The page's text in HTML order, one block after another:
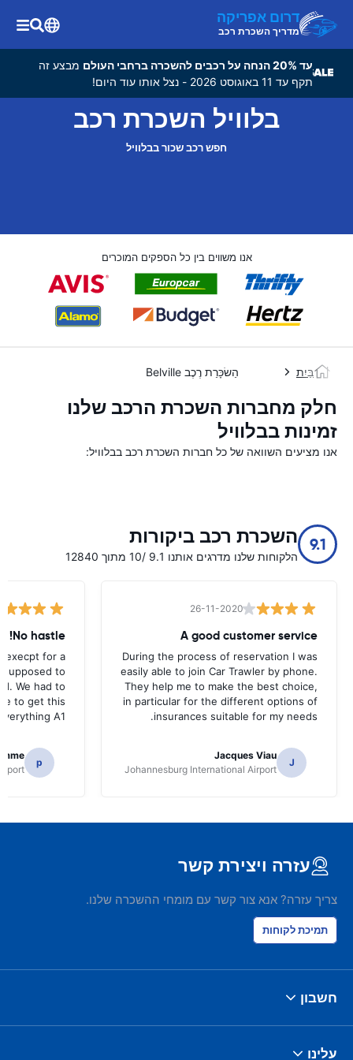
דרום אפריקה
מדריך השכרת רכב
עד 20% הנחה על רכבים להשכרה ברחבי העולם
מבצע זה
תקף עד 11 באוגוסט 2026 - נצל אותו עוד היום!
בלוויל השכרת רכב
חפש רכב שכור בבלוויל
אנו משווים בין כל הספקים המוכרים
בַּיִת הַשׂכָּרַת רֶכֶב Belville
חלק מחברות השכרת הרכב שלנו
זמינות בבלוויל
אנו מציעים השוואה של כל חברות השכרת רכב בבלוויל:
9.1 השכרת רכב ביקורות
הלקוחות שלנו מדרגים אותנו 9.1 /10 מתוך 12840
26-11-2020
A good customer service
During the process of reservation I was
easily able to join Car Trawler by phone.
They help me to make the best choice,
in particular for the different options of
insurances suitable for my needs.
J
Jacques Viau
Johannesburg International Airport
No hastle!
execpt for a
to
We had to
to get this
A1
p
עזרה ויצירת קשר
צריך עזרה? אנא צור קשר עם מומחי ההשכרה שלנו.
תמיכת לקוחות
חשבון
עלינו